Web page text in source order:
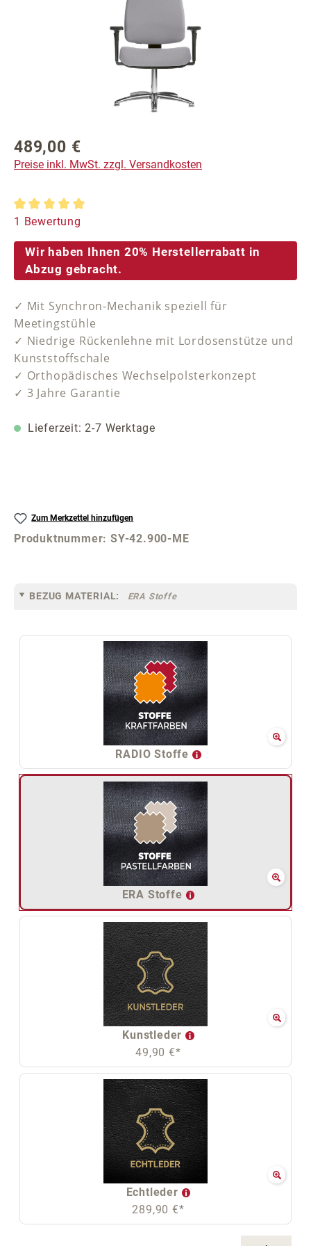
Regulärer Preis:
489,00 €
Preise inkl. MwSt. zzgl. Versandkosten
Durchschnittliche Bewertung von 5 von 5 Sternen
1 Bewertung
Wir haben Ihnen 20% Herstellerrabatt in
Abzug gebracht.
✓ Mit Synchron-Mechanik speziell für
Meetingstühle
✓ Niedrige Rückenlehne mit Lordosenstütze und
Kunststoffschale
✓ Orthopädisches Wechselpolsterkonzept
✓ 3 Jahre Garantie
Lieferzeit: 2-7 Werktage
Zum Merkzettel hinzufügen
Produktnummer:SY-42.900-ME
BEZUG MATERIAL: ERA Stoffe
RADIO Stoffe
ERA Stoffe
Kunstleder
49,90 €*
Echtleder
289,90 €*